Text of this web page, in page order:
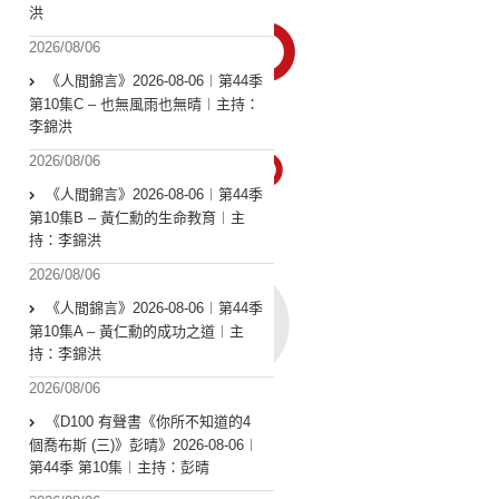
洪
2026/08/06
《人間錦言》2026-08-06︱第44季
第10集C – 也無風雨也無晴︱主持：
李錦洪
2026/08/06
《人間錦言》2026-08-06︱第44季
第10集B – 黃仁勳的生命教育︱主
持：李錦洪
2026/08/06
《人間錦言》2026-08-06︱第44季
第10集A – 黃仁勳的成功之道︱主
持：李錦洪
2026/08/06
《D100 有聲書《你所不知道的4
個喬布斯 (三)》彭晴》2026-08-06︱
第44季 第10集︱主持：彭晴